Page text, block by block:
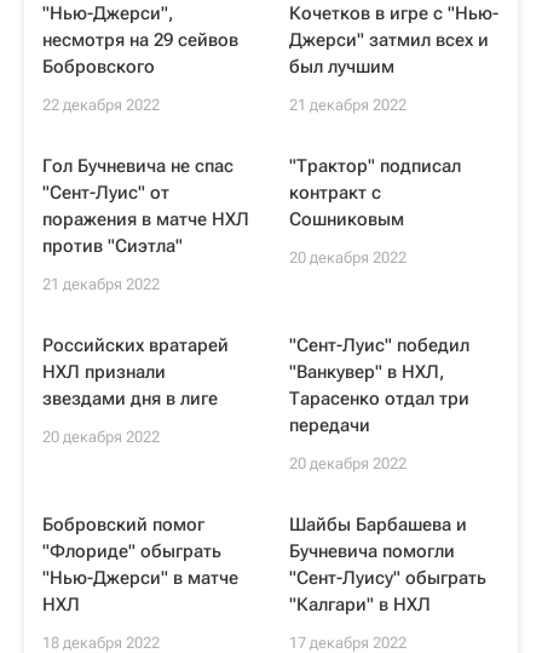
"Нью-Джерси",
несмотря на 29 сейвов
Бобровского
22 декабря 2022
Кочетков в игре с "Нью-
Джерси" затмил всех и
был лучшим
21 декабря 2022
Гол Бучневича не спас
"Сент-Луис" от
поражения в матче НХЛ
против "Сиэтла"
21 декабря 2022
"Трактор" подписал
контракт с
Сошниковым
20 декабря 2022
Российских вратарей
НХЛ признали
звездами дня в лиге
20 декабря 2022
"Сент-Луис" победил
"Ванкувер" в НХЛ,
Тарасенко отдал три
передачи
20 декабря 2022
Бобровский помог
"Флориде" обыграть
"Нью-Джерси" в матче
НХЛ
18 декабря 2022
Шайбы Барбашева и
Бучневича помогли
"Сент-Луису" обыграть
"Калгари" в НХЛ
17 декабря 2022